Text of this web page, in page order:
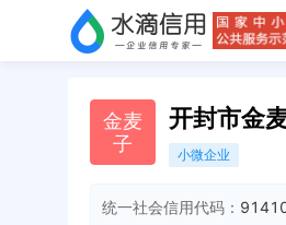
金麦
子
开封市金
小微企业
统一社会信用代码：